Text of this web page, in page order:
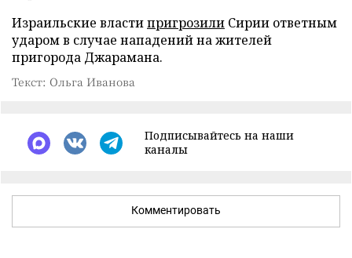
Израильские властипригрозили Сирии ответным
ударом в случае нападений на жителей
пригорода Джарамана.
Текст: Ольга Иванова
Подписывайтесь на наши
каналы
Комментировать